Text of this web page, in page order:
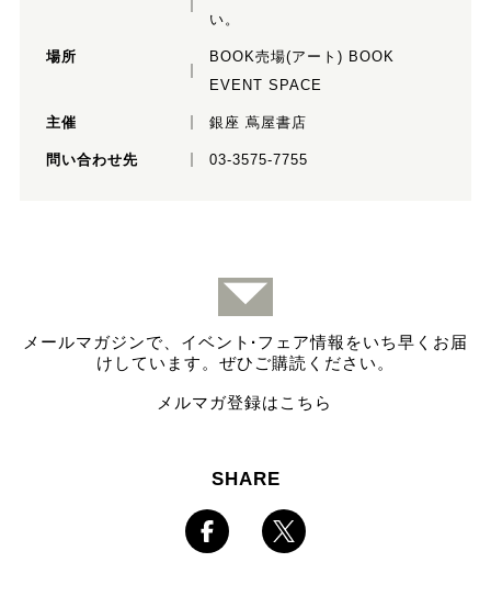
い。
場所
BOOK売場(アート) BOOK
EVENT SPACE
主催 銀座 蔦屋書店
問い合わせ先 03-3575-7755
メールマガジンで、イベント ·フェア情報をいち早くお届
けしています。ぜひご購読ください。
メルマガ登録はこちら
SHARE